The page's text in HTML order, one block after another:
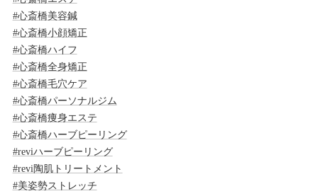
#心斎橋美容鍼
#心斎橋小顔矯正
#心斎橋ハイフ
#心斎橋全身矯正
#心斎橋毛穴ケア
#心斎橋パーソナルジム
#心斎橋痩身エステ
#心斎橋ハーブピーリング
#reviハーブピーリング
#revi陶肌トリートメント
#美姿勢ストレッチ